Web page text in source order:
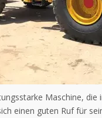
Maschine,
einen guten Ruf für